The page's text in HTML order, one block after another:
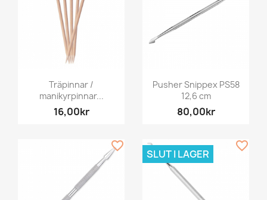
Träpinnar /
manikyrpinnar...
16,00kr
Pusher Snippex PS58
12,6 cm
80,00kr
favorite_border
SLUT I LAGER
favorite_border